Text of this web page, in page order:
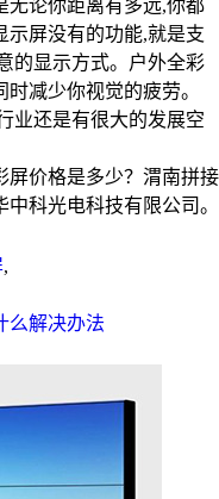
无论你距离有多远,你都
示屏没有的功能,就是支
的显示方式。户外全彩
减少你视觉的疲劳。
业还是有很大的发展空
屏价格是多少？渭南拼接
科光电科技有限公司。
,
么解决办法